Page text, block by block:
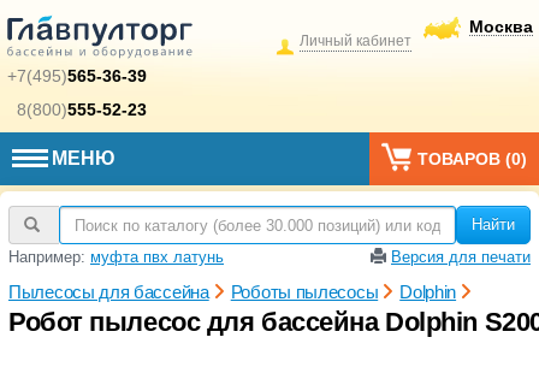
+7(495)565-36-39
8(800)555-52-23
Москва
Личный кабинет
МЕНЮ ТОВАРОВ (0)
Найти
Например: муфта пвх латунь Версия для печати
Пылесосы для бассейна Роботы пылесосы Dolphin
Робот пылесос для бассейна Dolphin